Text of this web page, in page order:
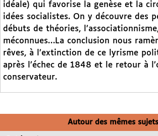
idéale) qui favorise la genèse et la
idées socialistes. On y découvre des
débuts de théories,
méconnues…La conclusion nous
rêves, à l’extinction de ce lyrisme
après l’échec de 1848 et le retour à
conservateur.
Autour des mêmes sujets